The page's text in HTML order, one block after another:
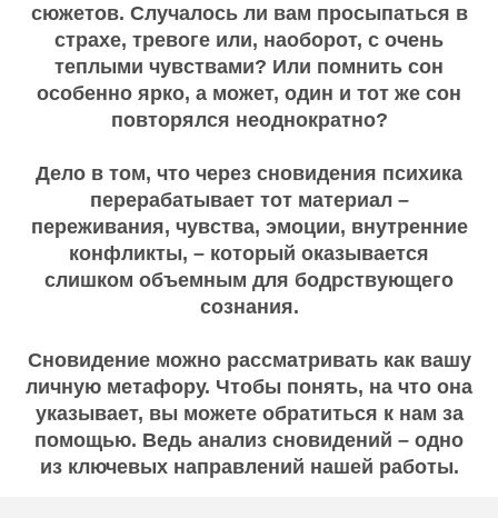
сюжетов. Случалось ли вам просыпаться в
страхе, тревоге или, наоборот, с очень
теплыми чувствами? Или помнить сон
особенно ярко, а может, один и тот же сон
повторялся неоднократно?
Дело в том, что через сновидения психика
перерабатывает тот материал –
переживания, чувства, эмоции, внутренние
конфликты, – который оказывается
слишком объемным для бодрствующего
сознания.
Сновидение можно рассматривать как вашу
личную метафору. Чтобы понять, на что она
указывает, вы можете обратиться к нам за
помощью. Ведь анализ сновидений – одно
из ключевых направлений нашей работы.